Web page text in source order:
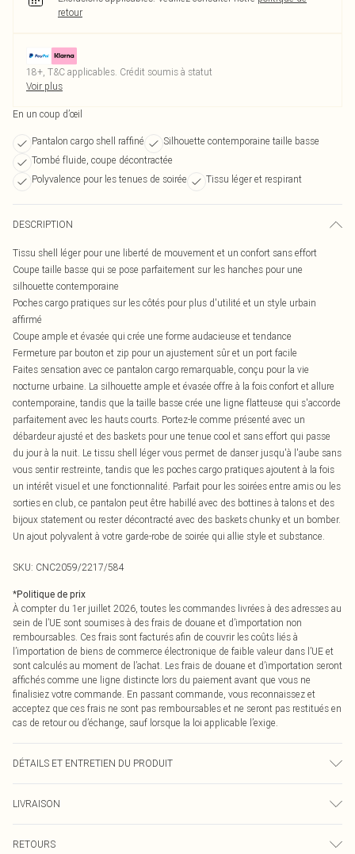
retour
18+, T&C applicables. Crédit soumis à statut
Voir plus
En un coup d’œil
Pantalon cargo shell raffiné
Silhouette contemporaine taille basse
Tombé fluide, coupe décontractée
Polyvalence pour les tenues de soirée
Tissu léger et respirant
DESCRIPTION
Tissu shell léger pour une liberté de mouvement et un confort sans effort
Coupe taille basse qui se pose parfaitement sur les hanches pour une
silhouette contemporaine
Poches cargo pratiques sur les côtés pour plus d'utilité et un style urbain
affirmé
Coupe ample et évasée qui crée une forme audacieuse et tendance
Fermeture par bouton et zip pour un ajustement sûr et un port facile
Faites sensation avec ce pantalon cargo remarquable, conçu pour la vie
nocturne urbaine. La silhouette ample et évasée offre à la fois confort et allure
contemporaine, tandis que la taille basse crée une ligne flatteuse qui s'accorde
parfaitement avec les hauts courts. Portez-le comme présenté avec un
débardeur ajusté et des baskets pour une tenue cool et sans effort qui passe
du jour à la nuit. Le tissu shell léger vous permet de danser jusqu'à l'aube sans
vous sentir restreinte, tandis que les poches cargo pratiques ajoutent à la fois
un intérêt visuel et une fonctionnalité. Parfait pour les soirées entre amis ou les
sorties en club, ce pantalon peut être habillé avec des bottines à talons et des
bijoux statement ou rester décontracté avec des baskets chunky et un bomber.
Un ajout polyvalent à votre garde-robe de soirée qui allie style et substance.
SKU: CNC2059/2217/584
*Politique de prix
À compter du 1er juillet 2026, toutes les commandes livrées à des adresses au
sein de l’UE sont soumises à des frais de douane et d’importation non
remboursables. Ces frais sont facturés afin de couvrir les coûts liés à
l’importation de biens de commerce électronique de faible valeur dans l’UE et
sont calculés au moment de l’achat. Les frais de douane et d’importation seront
affichés comme une ligne distincte lors du paiement avant que vous ne
finalisiez votre commande. En passant commande, vous reconnaissez et
acceptez que ces frais ne sont pas remboursables et ne seront pas restitués en
cas de retour ou d’échange, sauf lorsque la loi applicable l’exige.
DÉTAILS ET ENTRETIEN DU PRODUIT
déteindre.
LIVRAISON
RETOURS